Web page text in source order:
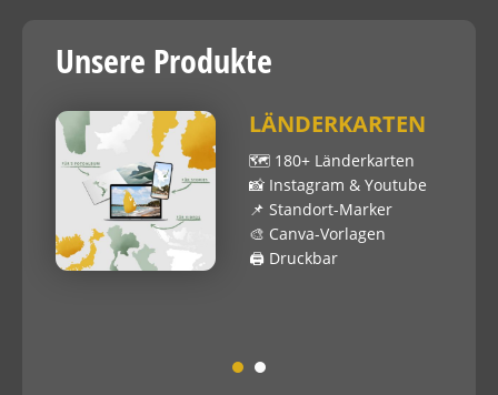
Unsere Produkte
LÄNDERKARTEN
🗺 180+ Länderkarten
📸 Instagram & Youtube
📌 Standort-Marker
🎨 Canva-Vorlagen
🖨️ Druckbar